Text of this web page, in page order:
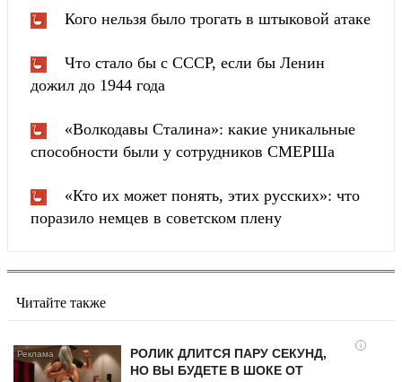
Кого нельзя было трогать в штыковой атаке
Что стало бы с СССР, если бы Ленин
дожил до 1944 года
«Волкодавы Сталина»: какие уникальные
способности были у сотрудников СМЕРШа
«Кто их может понять, этих русских»: что
поразило немцев в советском плену
Читайте также
i
РОЛИК ДЛИТСЯ ПАРУ СЕКУНД,
НО ВЫ БУДЕТЕ В ШОКЕ ОТ